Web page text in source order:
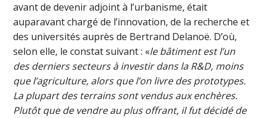
avant de devenir adjoint à l’urbanisme, était
auparavant chargé de l’innovation, de la recherche et
des universités auprès de Bertrand Delanoë. D’où,
selon elle, le constat suivant : «le bâtiment est l’un
des derniers secteurs à investir dans la R&D, moins
que l’agriculture, alors que l’on livre des prototypes.
La plupart des terrains sont vendus aux enchères.
Plutôt que de vendre au plus offrant, il fut décidé de